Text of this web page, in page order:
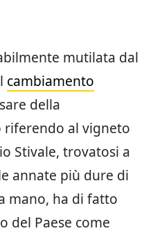
mutilata dal
cambiamento
della
riferendo al vigneto
Stivale, trovatosi a
annate più dure di
mano, ha di fatto
del Paese come